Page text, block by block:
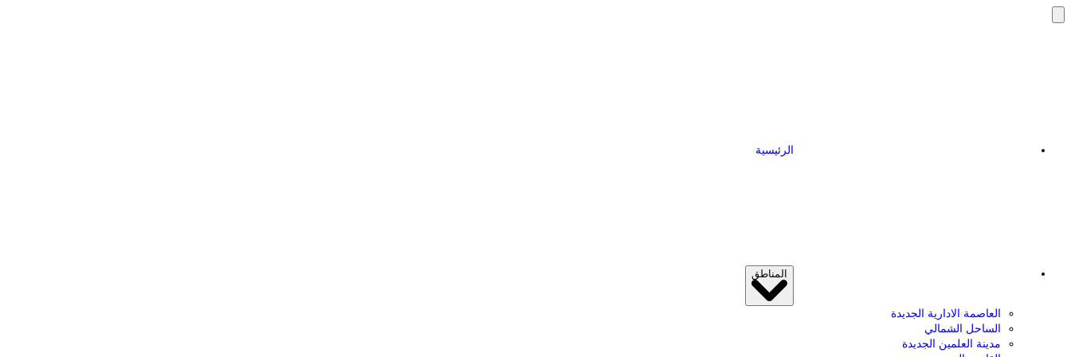
الرئيسية
المناطق
العاصمة الادارية الجديدة
الساحل الشمالي
مدينة العلمين الجديدة